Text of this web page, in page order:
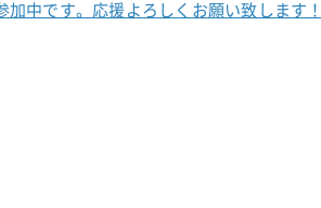
中です。 応援よろしくお願い致します！